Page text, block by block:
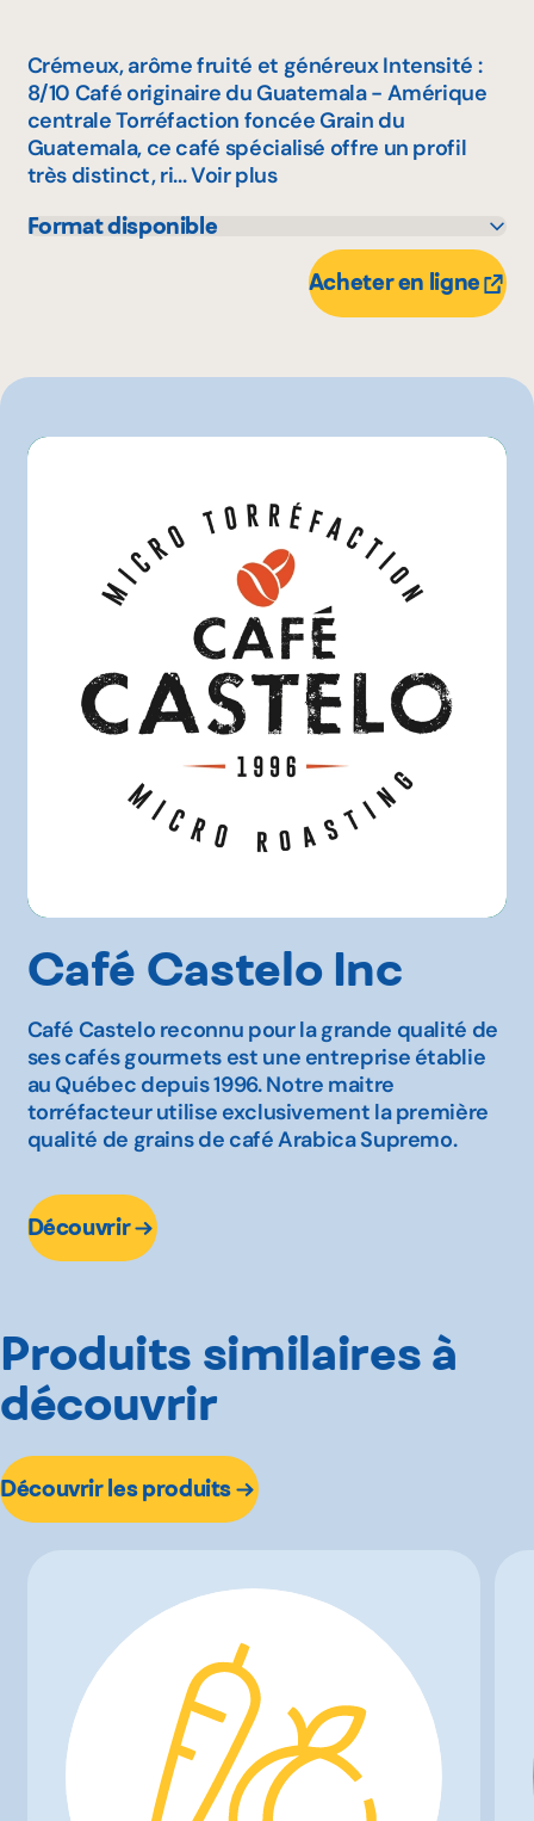
Crémeux, arôme fruité et généreux Intensité :
8/10 Café originaire du Guatemala - Amérique
centrale Torréfaction foncée Grain du
Guatemala, ce café spécialisé offre un profil
très distinct, ri...Voir plus
Format disponible
Acheter en ligne
Café Castelo Inc
Café Castelo reconnu pour la grande qualité de
ses cafés gourmets est une entreprise établie
au Québec depuis 1996. Notre maitre
torréfacteur utilise exclusivement la première
qualité de grains de café Arabica Supremo.
Découvrir
Produits similaires à
découvrir
Découvrir les produits